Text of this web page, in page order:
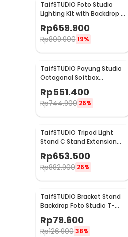
TaffSTUDIO Foto Studio
Lighting Kit with Backdrop -
LD-TZ11A
Rp659.900
Rp809.900 19%
TaffSTUDIO Payung Studio
Octagonal Softbox
KS90
Rp551.400
Rp744.900 26%
TaffSTUDIO Tripod Light
Stand C Stand Extension
Arm Boom Arm 130cm -
330F
Rp653.500
Rp882.900 26%
TaffSTUDIO Bracket Stand
Backdrop Foto Studio T-
Shape with 2 Clip
70x200cm - M138
Rp79.600
Rp126.900 38%